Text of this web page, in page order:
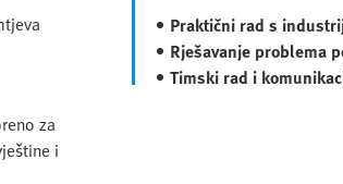
za
i
Praktični rad s
Rješavanje problema
Timski rad i